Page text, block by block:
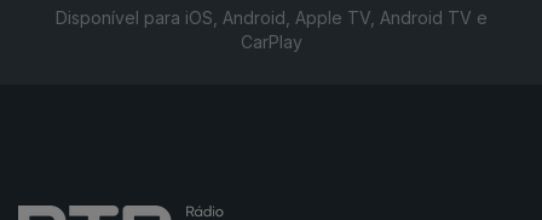
Disponível para iOS, Android, Apple TV, Android TV e
CarPlay